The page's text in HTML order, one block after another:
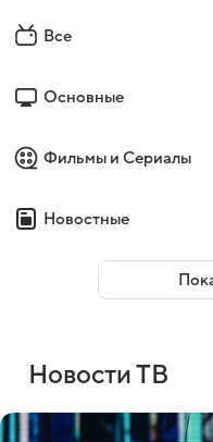
Все
Основные
Фильмы и Сериалы
Новостные
Новости ТВ